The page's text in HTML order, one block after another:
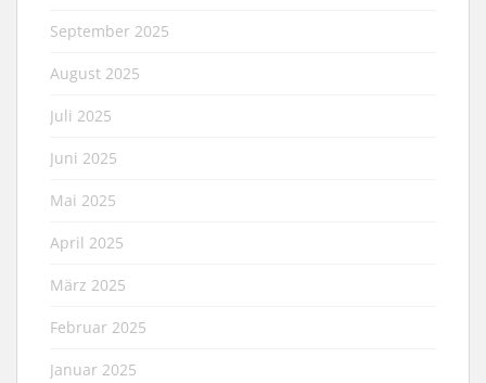
September 2025
August 2025
Juli 2025
Juni 2025
Mai 2025
April 2025
März 2025
Februar 2025
Januar 2025